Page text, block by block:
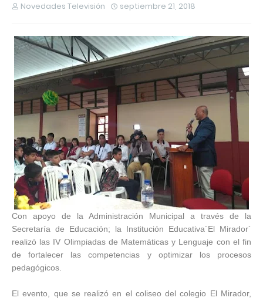
Novedades Televisión septiembre 21, 2018
Con apoyo de la Administración Municipal a través de la
Secretaría de Educación; la Institución Educativa´El Mirador´
realizó las IV Olimpiadas de Matemáticas y Lenguaje con el fin
de fortalecer las competencias y optimizar los procesos
pedagógicos.
El evento, que se realizó en el coliseo del colegio El Mirador,